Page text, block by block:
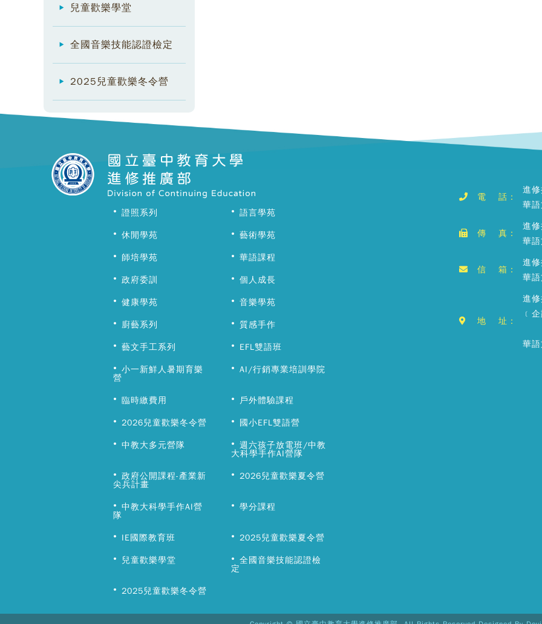
兒童歡樂學堂
全國音樂技能認證檢定
2025兒童歡樂冬令營
證照系列 語言學苑
休閒學苑 藝術學苑
師培學苑 華語課程
政府委訓 個人成長
健康學苑 音樂學苑
廚藝系列 質感手作
藝文手工系列 EFL雙語班
小一新鮮人暑期育樂
營
AI/行銷專業培訓學院
臨時繳費用 戶外體驗課程
2026兒童歡樂冬令營 國小EFL雙語營
中教大多元營隊
週六孩子放電班/中教
大科學手作AI營隊
政府公開課程-產業新
尖兵計畫
2026兒童歡樂夏令營
中教大科學手作AI營
隊
學分課程
IE國際教育班 2025兒童歡樂夏令營
兒童歡樂學堂
全國音樂技能認證檢
定
2025兒童歡樂冬令營
電 話：
進
華
傳 真：
進
華
信 箱：
進
華
地 址：
進
﹝
華